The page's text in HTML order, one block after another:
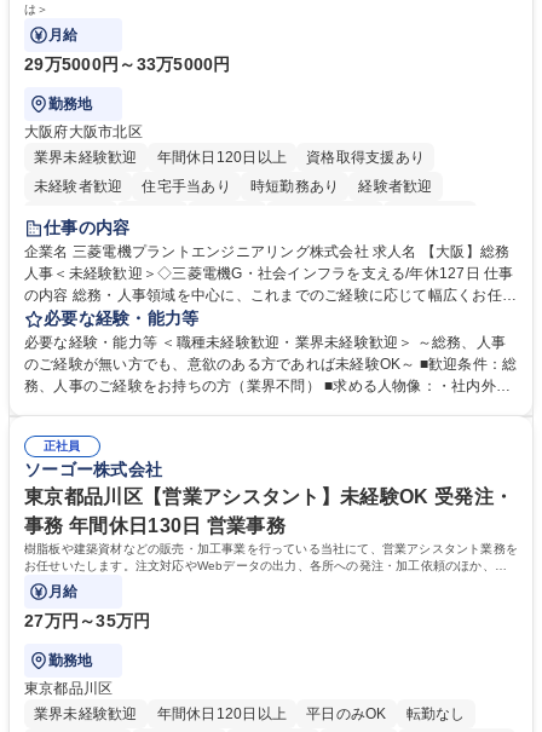
は＞
月給
29万5000円～33万5000円
勤務地
大阪府大阪市北区
業界未経験歓迎
年間休日120日以上
資格取得支援あり
未経験者歓迎
住宅手当あり 時短勤務あり
経験者歓迎
退職金あり
駅近5分以内
土日祝休み 服装自由 寮・社宅あり 食事補助あり
仕事の内容
企業名 三菱電機プラントエンジニアリング株式会社 求人名 【大阪】総務
人事＜未経験歓迎＞◇三菱電機G・社会インフラを支える/年休127日 仕事
の内容 総務・人事領域を中心に、これまでのご経験に応じて幅広くお任せ
します。 ＜具体的には＞ ・総務/人事労務（給与・社保・勤怠管理など）
・採用・教育研修 ・福利厚生運用 など ※基本的には事務所勤務ですが、
採用や教育等の業務内容により、関西圏以外への日帰り・宿泊を伴う国内
出張もございます。 ※担当業務を持ちつつ、お互いに助け合いながら、総
必要な経験・能力等
必要な経験・能力等 ＜職種未経験歓迎・業界未経験歓迎＞ ～総務、人事
のご経験が無い方でも、意欲のある方であれば未経験OK～ ■歓迎条件：総
務、人事のご経験をお持ちの方（業界不問） ■求める人物像：・社内外の
正社員
ソーゴー株式会社
東京都品川区【営業アシスタント】未経験OK 受発注・
事務 年間休日130日 営業事務
樹脂板や建築資材などの販売・加工事業を行っている当社にて、営業アシスタント業務を
お任せいたします。注文対応やWebデータの出力、各所への発注・加工依頼のほか、電
話・メール対応等の事務業務を担当します。
月給
27万円～35万円
勤務地
東京都品川区
業界未経験歓迎
年間休日120日以上 平日のみOK
転勤なし